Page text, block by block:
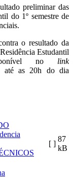
preliminar das
do 1º semestre de
o resultado da
Estudantil
no link
as 20h do dia
[ ]
87
kB